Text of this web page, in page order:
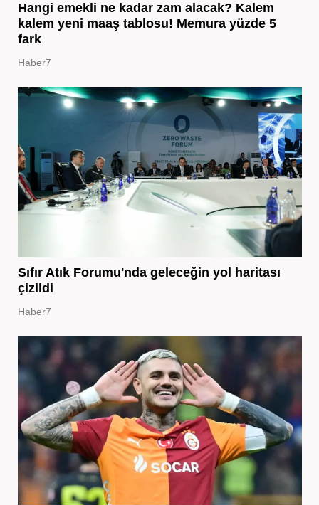
Hangi emekli ne kadar zam alacak? Kalem
kalem yeni maaş tablosu! Memura yüzde 5
fark
Haber7
Sıfır Atık Forumu'nda geleceğin yol haritası
çizildi
Haber7